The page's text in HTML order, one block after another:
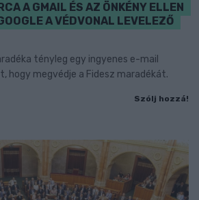
A GMAIL ÉS AZ ÖNKÉNY ELLEN
A VÉDVONAL LEVELEZŐ
tényleg egy ingyenes e-mail
hogy megvédje a Fidesz maradékát.
Szólj hozzá!